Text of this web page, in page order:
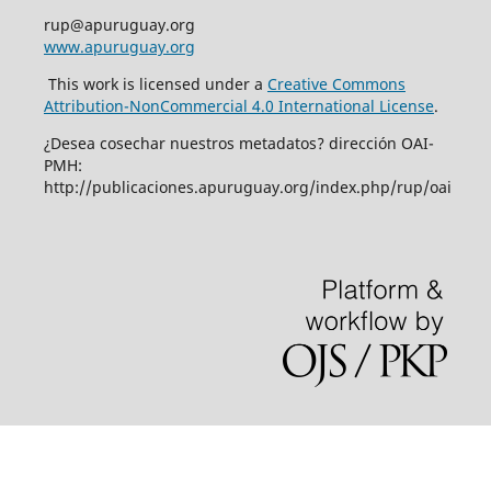
rup@apuruguay.org
www.apuruguay.org
This work is licensed under a Creative Commons
Attribution-NonCommercial 4.0 International License.
¿Desea cosechar nuestros metadatos? dirección OAI-
PMH:
http://publicaciones.apuruguay.org/index.php/rup/oai